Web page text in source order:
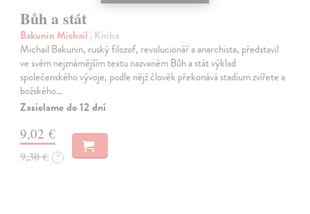
Bůh a stát
Bakunin Michail | Kniha
Michail Bakunin, ruský filozof, revolucionář a anarchista, představil
ve svém nejznámějším textu nazvaném Bůh a stát výklad
společenského vývoje, podle nějž člověk překonává stadium zvířete a
božského…
Zasielame do 12 dní
9,02 €
9,30 € ?